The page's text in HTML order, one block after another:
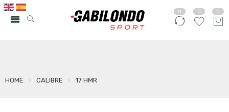
0 0 0
HOME CALIBRE 17 HMR